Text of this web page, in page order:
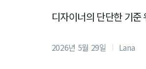
디자이너의 단단한 기준
2026년 5월 29일 Lana